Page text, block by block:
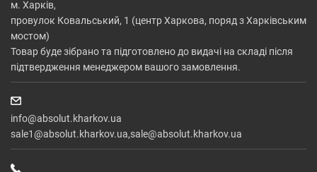
м. Харків,
провулок Ковальський, 1 (центр Харкова, поряд з Харківським
мостом)
Товар буде зібрано та підготовлено до видачі на складі після
підтвердження менеджером вашого замовлення.
info@absolut.kharkov.ua
sale1@absolut.kharkov.ua,sale@absolut.kharkov.ua